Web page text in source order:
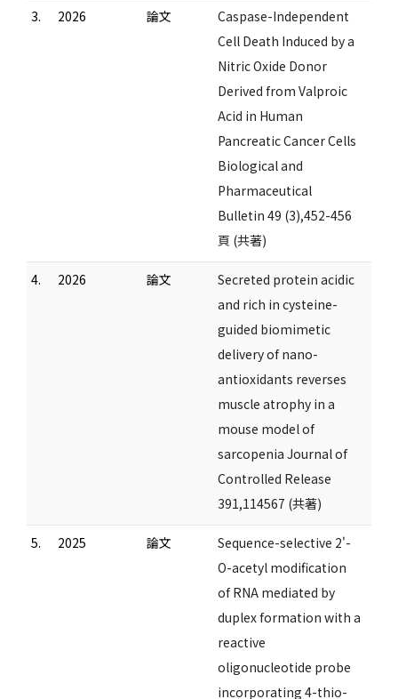
3. 2026 論文
Caspase-Independent
Cell Death Induced by a
Nitric Oxide Donor
Derived from Valproic
Acid in Human
Pancreatic Cancer Cells
Biological and
Pharmaceutical
Bulletin 49 (3),452-456
頁 (共著)
4. 2026 論文
Secreted protein acidic
and rich in cysteine-
guided biomimetic
delivery of nano-
antioxidants reverses
muscle atrophy in a
mouse model of
sarcopenia Journal of
Controlled Release
391,114567 (共著)
5. 2025 論文
Sequence-selective 2'-
O-acetyl modification
of RNA mediated by
duplex formation with a
reactive
oligonucleotide probe
incorporating 4-thio-